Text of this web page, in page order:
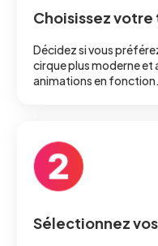
Choisissez
Décidez si vous
cirque plus moderne et
animations en fonction.
Sélectionnez